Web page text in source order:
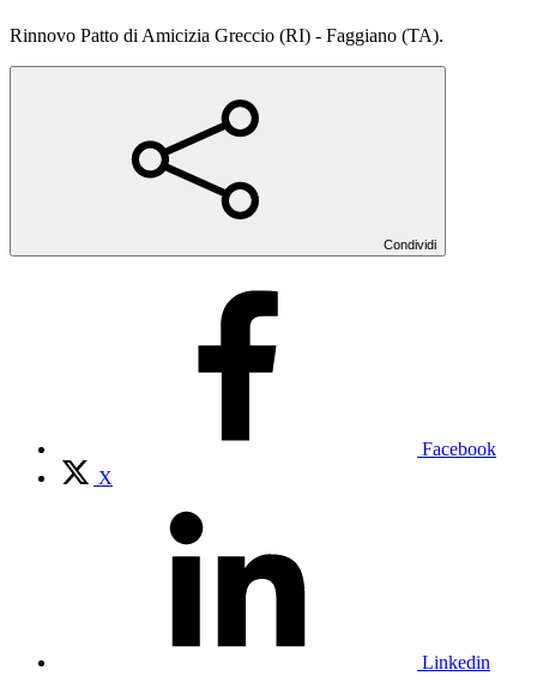
Rinnovo Patto di Amicizia Greccio (RI) - Faggiano (TA).
Condividi
Facebook
X
Linkedin